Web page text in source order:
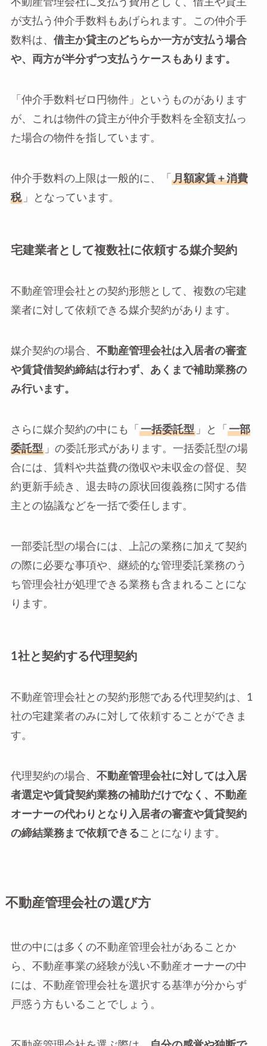
不動産管理会社に支払う費用として、借主や貸主
が支払う仲介手数料もあげられます。この仲介手
数料は、 借主か貸主のどちらか一方が支払う場合
や、両方が半分ずつ支払うケースもあります。
「仲介手数料ゼロ円物件」というものがあります
が、これは物件の貸主が仲介手数料を全額支払っ
た場合の物件を指しています。
仲介手数料の上限は一般的に、「 月額家賃＋消費
税」となっています。
宅建業者として複数社に依頼する媒介契約
不動産管理会社との契約形態として、複数の宅建
業者に対して依頼できる媒介契約があります。
媒介契約の場合、 不動産管理会社は入居者の審査
や賃貸借契約締結は行わず、あくまで補助業務の
み行います。
さらに媒介契約の中にも「 一括委託型」と「 一部
委託型」の委託形式があります。一括委託型の場
合には、賃料や共益費の徴収や未収金の督促、契
約更新手続き、退去時の原状回復義務に関する借
主との協議などを一括で委任します。
一部委託型の場合には、上記の業務に加えて契約
の際に必要な事項や、継続的な管理委託業務のう
ち管理会社が処理できる業務も含まれることにな
ります。
1社と契約する代理契約
不動産管理会社との契約形態である代理契約は、1
社の宅建業者のみに対して依頼することができま
す。
代理契約の場合、 不動産管理会社に対しては入居
者選定や賃貸契約業務の補助だけでなく、不動産
オーナーの代わりとなり入居者の審査や賃貸契約
の締結業務まで依頼できることになります。
不動産管理会社の選び方
世の中には多くの不動産管理会社があることか
ら、不動産事業の経験が浅い不動産オーナーの中
には、不動産管理会社を選択する基準が分からず
戸惑う方もいることでしょう。